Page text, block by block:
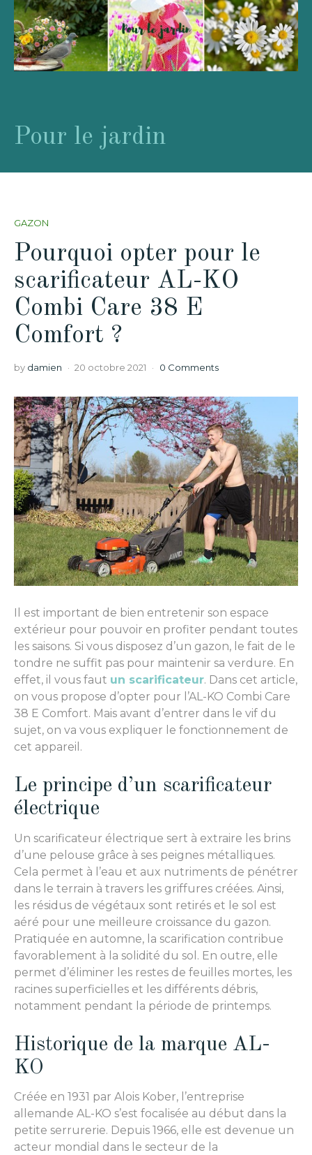
Pour le jardin
GAZON
Pourquoi opter pour le
scarificateur AL-KO
Combi Care 38 E
Comfort ?
by damien 20 octobre 2021 0 Comments
Il est important de bien entretenir son espace
extérieur pour pouvoir en profiter pendant toutes
les saisons. Si vous disposez d’un gazon, le fait de le
tondre ne suffit pas pour maintenir sa verdure. En
effet, il vous faut un scarificateur. Dans cet article,
on vous propose d’opter pour l’AL-KO Combi Care
38 E Comfort. Mais avant d’entrer dans le vif du
sujet, on va vous expliquer le fonctionnement de
cet appareil.
Le principe d’un scarificateur
électrique
Un scarificateur électrique sert à extraire les brins
d’une pelouse grâce à ses peignes métalliques.
Cela permet à l’eau et aux nutriments de pénétrer
dans le terrain à travers les griffures créées. Ainsi,
les résidus de végétaux sont retirés et le sol est
aéré pour une meilleure croissance du gazon.
Pratiquée en automne, la scarification contribue
favorablement à la solidité du sol. En outre, elle
permet d’éliminer les restes de feuilles mortes, les
racines superficielles et les différents débris,
notamment pendant la période de printemps.
Historique de la marque AL-
KO
Créée en 1931 par Alois Kober, l’entreprise
allemande AL-KO s’est focalisée au début dans la
petite serrurerie. Depuis 1966, elle est devenue un
acteur mondial dans le secteur de la